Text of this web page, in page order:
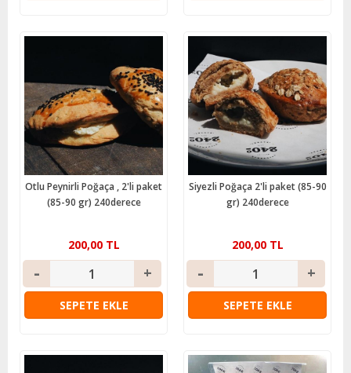
Otlu Peynirli Poğaça , 2'li paket
(85-90 gr) 240derece
200,00 TL
SEPETE EKLE
Siyezli Poğaça 2'li paket (85-90
gr) 240derece
200,00 TL
SEPETE EKLE